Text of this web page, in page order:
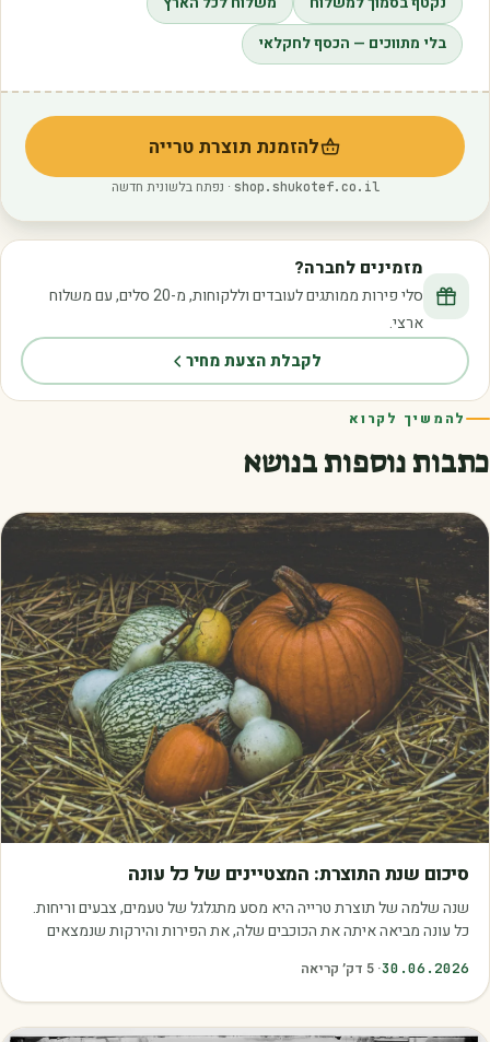
בלי מתווכים — הכסף לחקלאי
להזמנת תוצרת טרייה
(נפתח בלשונית חדשה)
shop.shukotef.co.il · נפתח בלשונית חדשה
מזמינים לחברה?
סלי פירות ממותגים לעובדים וללקוחות, מ-20 סלים, עם משלוח
ארצי.
לקבלת הצעת מחיר
להמשיך לקרוא
כתבות נוספות בנושא
סיכום שנת התוצרת: המצטיינים של כל עונה
שנה שלמה של תוצרת טרייה היא מסע מתגלגל של טעמים, צבעים וריחות.
כל עונה מביאה איתה את הכוכבים שלה, את הפירות והירקות שנמצאים
30.06.2026
·
5 דק׳ קריאה